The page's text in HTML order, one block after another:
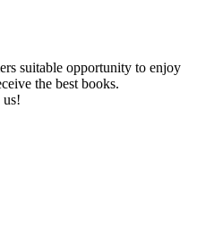
suitable opportunity to enjoy
the best books.